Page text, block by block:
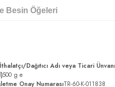
Besin Öğeleri
Dağıtıcı Adı veya Ticari
500 g e
Onay NumarasıTR-60-K-011838